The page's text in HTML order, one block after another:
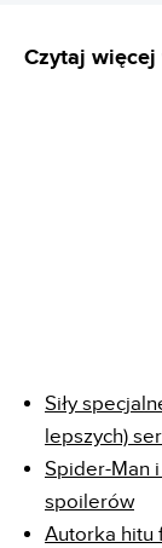
Czytaj więcej
Siły
lepszych)
Spider-Man
spoilerów
Autorka hitu